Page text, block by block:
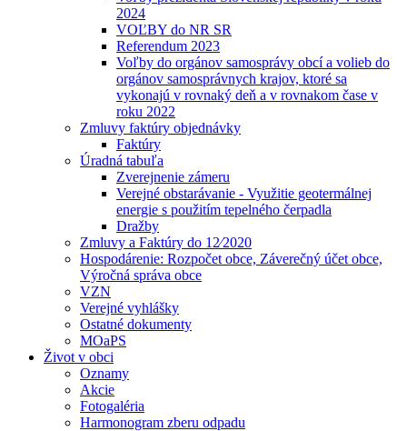
2024
VOĽBY do NR SR
Referendum 2023
Voľby do orgánov samosprávy obcí a volieb do
orgánov samosprávnych krajov, ktoré sa
vykonajú v rovnaký deň a v rovnakom čase v
roku 2022
Zmluvy faktúry objednávky
Faktúry
Úradná tabuľa
Zverejnenie zámeru
Verejné obstarávanie - Využitie geotermálnej
energie s použitím tepelného čerpadla
Dražby
Zmluvy a Faktúry do 12⁄2020
Hospodárenie: Rozpočet obce, Záverečný účet obce,
Výročná správa obce
VZN
Verejné vyhlášky
Ostatné dokumenty
MOaPS
Život v obci
Oznamy
Akcie
Fotogaléria
Harmonogram zberu odpadu